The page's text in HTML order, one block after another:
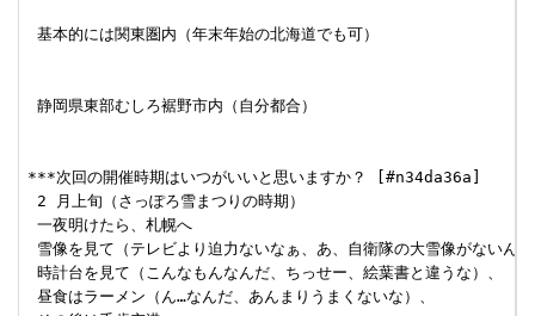
基本的には関東圏内（年末年始の北海道でも可）
静岡県東部むしろ裾野市内（自分都合）
***次回の開催時期はいつがいいと思いますか？ [#n34da36a]
2 月上旬（さっぽろ雪まつりの時期）
一夜明けたら、札幌へ
雪像を見て（テレビより迫力ないなぁ、あ、自衛隊の大雪像がないん
時計台を見て（こんなもんなんだ、ちっせー、絵葉書と違うな）、
昼食はラーメン（ん…なんだ、あんまりうまくないな）、